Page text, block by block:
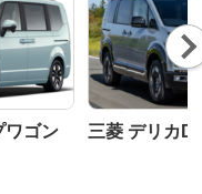
ワゴン 三菱 デリカD:5
Nex
t